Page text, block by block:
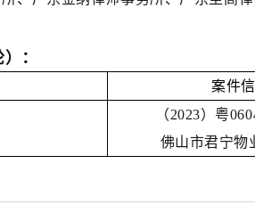
：
案件
（2023）粤
佛山市君宁物